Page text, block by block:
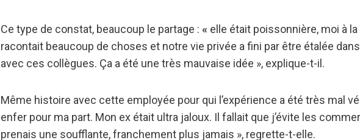
Ce type de constat, beaucoup le partage : « elle était poissonnière, moi à
racontait beaucoup de choses et notre vie privée a fini par être étalée
avec ces collègues. Ça a été une très mauvaise idée », explique-t-il.
Même histoire avec cette employée pour qui l’expérience a été très mal
enfer pour ma part. Mon ex était ultra jaloux. Il fallait que j’évite les
prenais une soufflante, franchement plus jamais », regrette-t-elle.